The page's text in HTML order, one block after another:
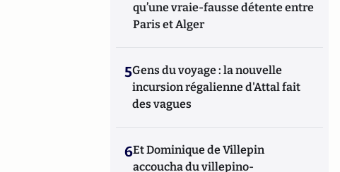
qu’une vraie-fausse détente entre
Paris et Alger
5Gens du voyage : la nouvelle
incursion régalienne d'Attal fait
des vagues
6Et Dominique de Villepin
accoucha du villepino-